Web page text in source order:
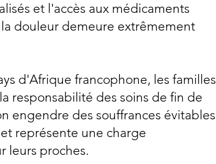
et l'accès aux médicaments
douleur demeure extrêmement
d'Afrique francophone, les familles
responsabilité des soins de fin de
engendre des souffrances évitables
représente une charge
leurs proches.